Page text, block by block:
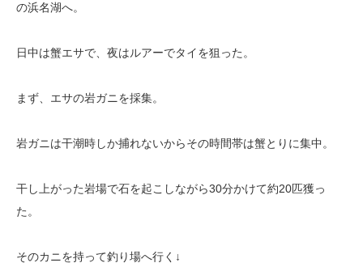
の浜名湖へ。
日中は蟹エサで、夜はルアーでタイを狙った。
まず、エサの岩ガニを採集。
岩ガニは干潮時しか捕れないからその時間帯は蟹とりに集中。
干し上がった岩場で石を起こしながら30分かけて約20匹獲っ
た。
そのカニを持って釣り場へ行く↓